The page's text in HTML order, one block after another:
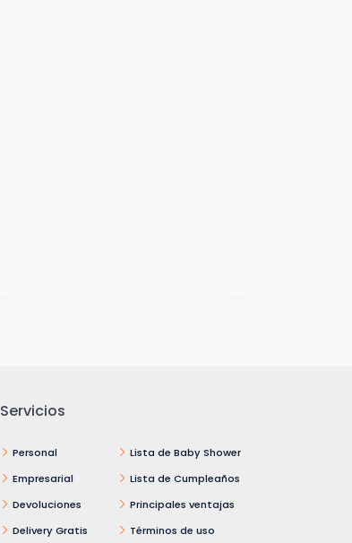
Servicios
Personal
Empresarial
Devoluciones
Delivery Gratis
Lista de Baby Shower
Lista de Cumpleaños
Principales ventajas
Términos de uso